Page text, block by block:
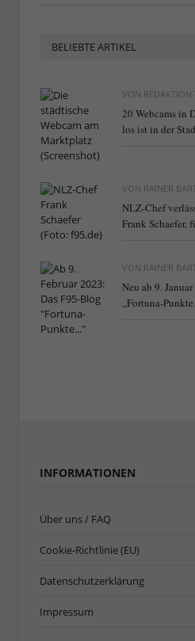
BELIEBTE ARTIKEL
VON REDAKTION
20 Webcams in
los ist in der
VON RAINER
NLZ-Chef
Frank Schaefer,
VON RAINER
Neu ab 9.
„Fortuna-
INFORMATIONEN
Über uns / FAQ
Cookie-Richtlinie (EU)
Datenschutzerklärung
Impressum